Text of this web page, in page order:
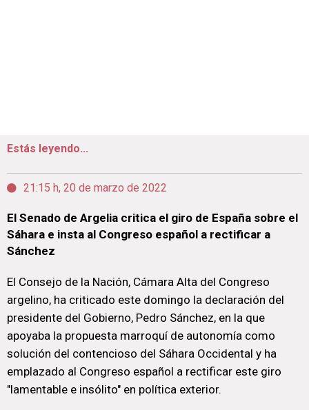
Estás leyendo...
21:15 h, 20 de marzo de 2022
El Senado de Argelia critica el giro de España sobre el
Sáhara e insta al Congreso español a rectificar a
Sánchez
El Consejo de la Nación, Cámara Alta del Congreso
argelino, ha criticado este domingo la declaración del
presidente del Gobierno, Pedro Sánchez, en la que
apoyaba la propuesta marroquí de autonomía como
solución del contencioso del Sáhara Occidental y ha
emplazado al Congreso español a rectificar este giro
"lamentable e insólito" en política exterior.